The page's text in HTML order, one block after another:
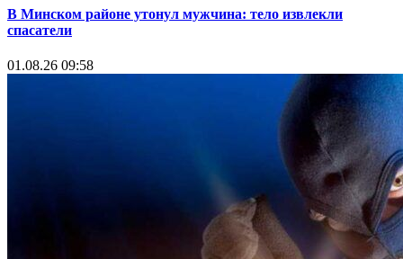
В Минском районе утонул мужчина: тело извлекли
спасатели
01.08.26 09:58